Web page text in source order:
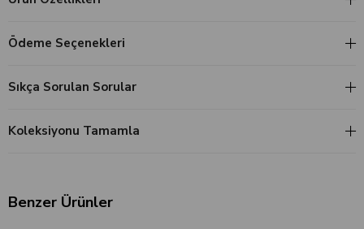
Ödeme Seçenekleri
Sıkça Sorulan Sorular
Koleksiyonu Tamamla
Benzer Ürünler